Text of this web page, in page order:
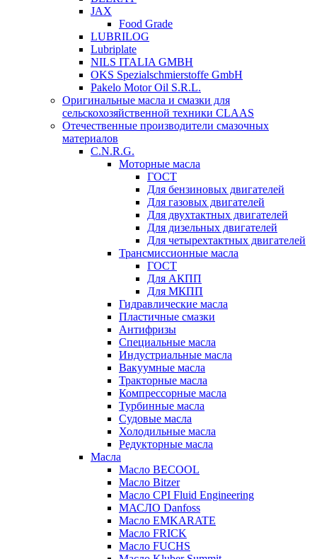
JAX
Food Grade
LUBRILOG
Lubriplate
NILS ITALIA GMBH
OKS Spezialschmierstoffe GmbH
Pakelo Motor Oil S.R.L.
Оригинальные масла и смазки для
сельскохозяйственной техники CLAAS
Отечественные производители смазочных
материалов
C.N.R.G.
Моторные масла
ГОСТ
Для бензиновых двигателей
Для газовых двигателей
Для двухтактных двигателей
Для дизельных двигателей
Для четырехтактных двигателей
Трансмиссионные масла
ГОСТ
Для АКПП
Для МКПП
Гидравлические масла
Пластичные смазки
Антифризы
Специальные масла
Индустриальные масла
Вакуумные масла
Тракторные масла
Компрессорные масла
Турбинные масла
Судовые масла
Холодильные масла
Редукторные масла
Масла
Масло BECOOL
Масло Bitzer
Масло CPI Fluid Engineering
МАСЛО Danfoss
Масло EMKARATE
Масло FRICK
Масло FUCHS